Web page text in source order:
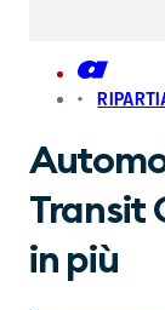
Transit
in più